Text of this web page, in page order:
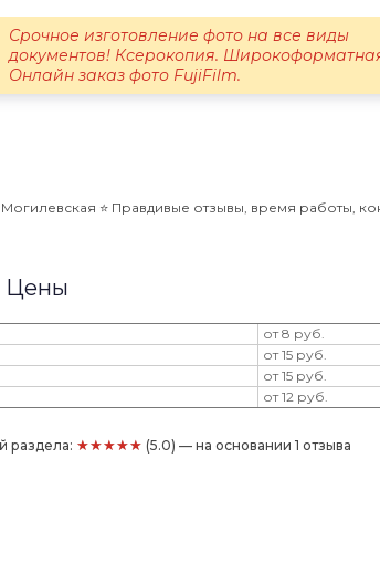
Срочное изготовление фото на все виды
документов! Ксерокопия.
Онлайн заказ фото FujiFilm.
⭐️ Правдивые отзывы, время работы,
Цены
от 8 руб.
от 15 руб.
от 15 руб.
от 12 руб.
раздела: ★★★★★ (5.0) — на основании 1 отзыва